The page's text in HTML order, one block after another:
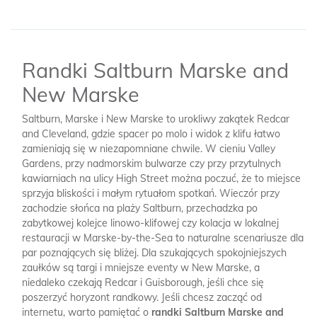
Randki Saltburn Marske and
New Marske
Saltburn, Marske i New Marske to urokliwy zakątek Redcar
and Cleveland, gdzie spacer po molo i widok z klifu łatwo
zamieniają się w niezapomniane chwile. W cieniu Valley
Gardens, przy nadmorskim bulwarze czy przy przytulnych
kawiarniach na ulicy High Street można poczuć, że to miejsce
sprzyja bliskości i małym rytuałom spotkań. Wieczór przy
zachodzie słońca na plaży Saltburn, przechadzka po
zabytkowej kolejce linowo-klifowej czy kolacja w lokalnej
restauracji w Marske-by-the-Sea to naturalne scenariusze dla
par poznających się bliżej. Dla szukających spokojniejszych
zaułków są targi i mniejsze eventy w New Marske, a
niedaleko czekają Redcar i Guisborough, jeśli chce się
poszerzyć horyzont randkowy. Jeśli chcesz zacząć od
internetu, warto pamiętać o randki Saltburn Marske and